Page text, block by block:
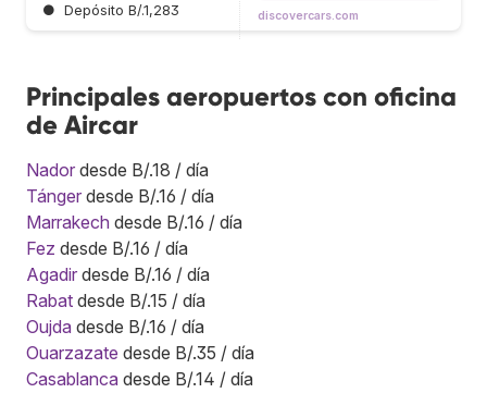
● Depósito B/.1,283 discovercars.com
Principales aeropuertos con oficina
de Aircar
Nador desde B/.18 / día
Tánger desde B/.16 / día
Marrakech desde B/.16 / día
Fez desde B/.16 / día
Agadir desde B/.16 / día
Rabat desde B/.15 / día
Oujda desde B/.16 / día
Ouarzazate desde B/.35 / día
Casablanca desde B/.14 / día